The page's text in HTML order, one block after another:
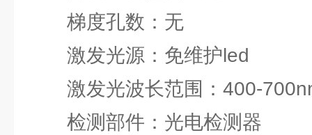
梯度孔数：无
激发光源：免维护led
激发光波长范围：400-
检测部件：光电检测器